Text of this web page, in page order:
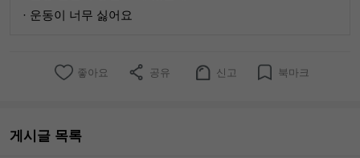
· 운동이 너무 싫어요
좋아요 공유 신고 북마크
게시글 목록